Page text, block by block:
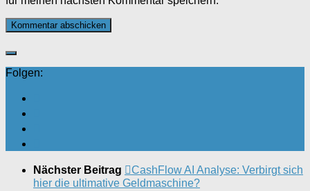
Folgen:
Nächster Beitrag
CashFlow AI Analyse: Verbirgt sich
hier die ultimative Geldmaschine?